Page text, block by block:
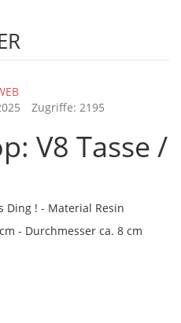
Zugriffe: 2195
V8 Tasse /
Ding ! - Material Resin
- Durchmesser ca. 8 cm